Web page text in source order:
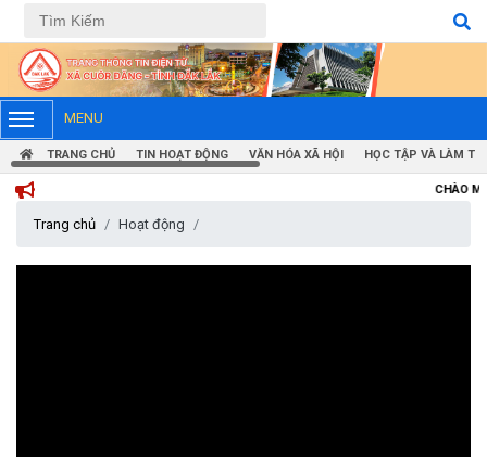
Tiếng Việt Tiếng Anh
MENU
TRANG CHỦ TIN HOẠT ĐỘNG VĂN HÓA XÃ HỘI HỌC TẬP VÀ LÀM
CHÀO MỪNG BẠN ĐẾN
Trang chủ Hoạt động